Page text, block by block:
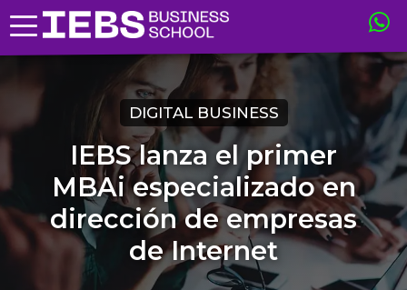
DIGITAL BUSINESS
IEBS lanza el primer
MBAi especializado en
dirección de empresas
de Internet